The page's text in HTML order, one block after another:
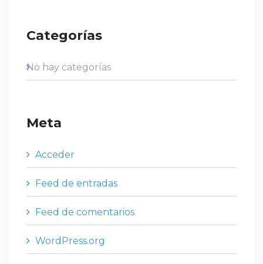
Categorías
No hay categorías
Meta
Acceder
Feed de entradas
Feed de comentarios
WordPress.org